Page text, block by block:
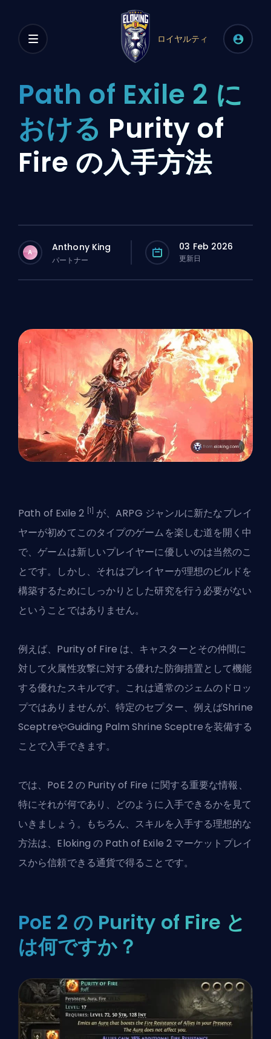
ロイヤルティ
Path of Exile 2 に
おける Purity of
Fire の入手方法
A Anthony King
パートナー
03 Feb 2026
更新日
Path of Exile 2 [1]
が、ARPG ジャンルに新たなプレイ
ヤーが初めてこのタイプのゲームを楽しむ道を開く中
で、ゲームは新しいプレイヤーに優しいのは当然のこ
とです。しかし、それはプレイヤーが理想のビルドを
構築するためにしっかりとした研究を行う必要がない
ということではありません。
例えば、Purity of Fire は、キャスターとその仲間に
対して火属性攻撃に対する優れた防御措置として機能
する優れたスキルです。これは通常のジェムのドロッ
プではありませんが、特定のセプター、例えばShrine
SceptreやGuiding Palm Shrine Sceptreを装備する
ことで入手できます。
では、PoE 2 の Purity of Fire に関する重要な情報、
特にそれが何であり、どのように入手できるかを見て
いきましょう。もちろん、スキルを入手する理想的な
方法は、 Eloking の Path of Exile 2 マーケットプレイ
スから信頼できる通貨で得ることです。
PoE 2 の Purity of Fire と
は何ですか？